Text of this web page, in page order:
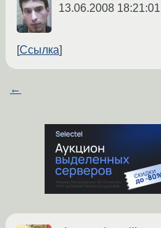
13.06.2008
Ссылка
←